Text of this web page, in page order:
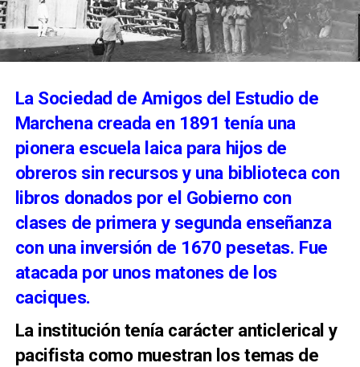
La Sociedad de Amigos del Estudio de
Marchena creada en 1891 tenía una
pionera escuela laica para hijos de
obreros sin recursos y una biblioteca con
libros donados por el Gobierno con
clases de primera y segunda enseñanza
con una inversión de 1670 pesetas. Fue
atacada por unos matones de los
caciques.
La institución tenía carácter anticlerical y
pacifista como muestran los temas de